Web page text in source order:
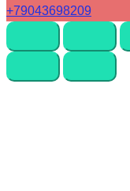
+79043698209